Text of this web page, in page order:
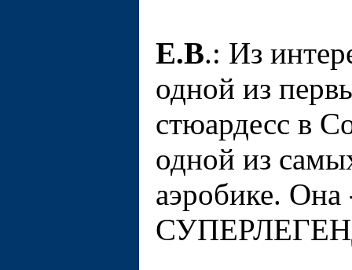
Е.В.: Из
одной из
стюардесс в
одной из
аэробике.